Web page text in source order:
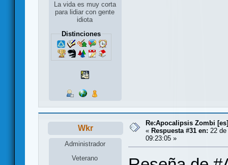
La vida es muy corta
para lidiar con gente
idiota
Distinciones
Wkr
Administrador
Veterano
Re:Apocalipsis Zombi [es]
« Respuesta #31 en: 22
09:23:05 »